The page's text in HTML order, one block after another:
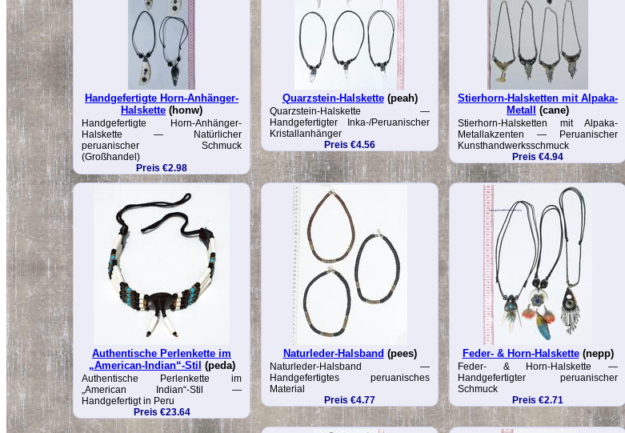
Handgefertigte Horn-Anhänger-
Halskette (honw)
Handgefertigte Horn-Anhänger-
Halskette — Natürlicher
peruanischer Schmuck
(Großhandel)
Preis €2.98
Quarzstein-Halskette(peah)
Quarzstein-Halskette —
Handgefertigter Inka-/Peruanischer
Kristallanhänger
Preis €4.56
Stierhorn-Halsketten mit Alpaka-
Metall
(cane)
Stierhorn-Halsketten mit Alpaka-
Metallakzenten — Peruanischer
Kunsthandwerksschmuck
Preis €4.94
Authentische Perlenkette im
„American-Indian“-Stil (peda)
Authentische Perlenkette im
„American Indian“-Stil —
Handgefertigt in Peru
Preis €23.64
Naturleder-Halsband (pees)
Naturleder-Halsband —
Handgefertigtes peruanisches
Material
Preis €4.77
Feder- & Horn-Halskette(nepp)
Feder- & Horn-Halskette —
Handgefertigter peruanischer
Schmuck
Preis €2.71